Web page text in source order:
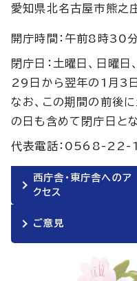
愛知県北名古屋市熊之
開庁時間：午前8時30
閉庁日：土曜日、日曜
29日から翌年の1月3日
なお、この期間の前後
の日も含めて閉庁日と
代表電話：0568-22-
西庁舎・東庁舎へのア
クセス
ご意見